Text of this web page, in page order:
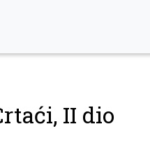
II dio